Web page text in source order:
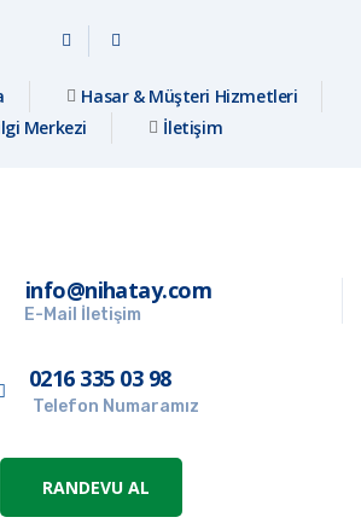
Hasar & Müşteri Hizmetleri
Merkezi
İletişim
info@nihatay.com
E-Mail İletişim
0216 335 03 98
Telefon Numaramız
RANDEVU AL